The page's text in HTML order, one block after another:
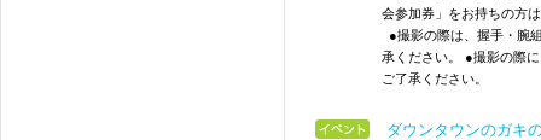
会参加券」をお持ちの方
●撮影の際は、握手・腕
承ください。 ●撮影の際
ご了承ください。
ダウンタウンのガキ